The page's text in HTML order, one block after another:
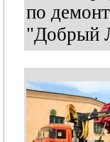
по
"Добрый